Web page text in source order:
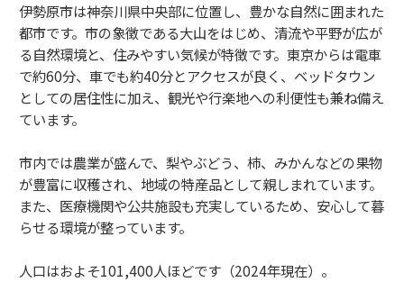
伊勢原市は神奈川県中央部に位置し、豊かな自然に囲まれた
都市です。市の象徴である大山をはじめ、清流や平野が広が
る自然環境と、住みやすい気候が特徴です。東京からは電車
で約60分、車でも約40分とアクセスが良く、ベッドタウン
としての居住性に加え、観光や行楽地への利便性も兼ね備え
ています。
市内では農業が盛んで、梨やぶどう、柿、みかんなどの果物
が豊富に収穫され、地域の特産品として親しまれています。
また、医療機関や公共施設も充実しているため、安心して暮
らせる環境が整っています。
人口はおよそ101,400人ほどです（2024年現在）。